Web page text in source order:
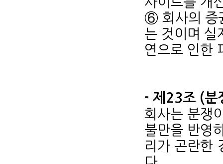
⑥ 회사의 증
는 것이며 실
연으로 인한
- 제23조 (분
회사는 분쟁
불만을 반영
리가 곤란한